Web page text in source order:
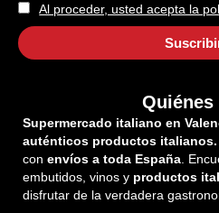
Al proceder, usted acepta la
Supermercado italiano en
auténticos productos italianos.
con envíos a toda España .
embutidos, vinos y productos
disfrutar de la verdadera